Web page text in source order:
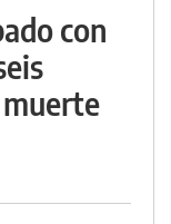
con